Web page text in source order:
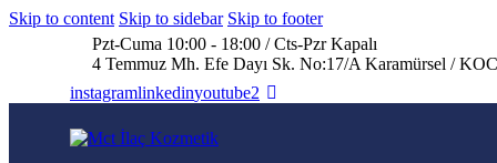
Skip to content Skip to sidebar Skip to footer
Pzt-Cuma 10:00 - 18:00 / Cts-Pzr Kapalı
4 Temmuz Mh. Efe Dayı Sk. No:17/A Karamürsel /
instagramlinkedinyoutube2